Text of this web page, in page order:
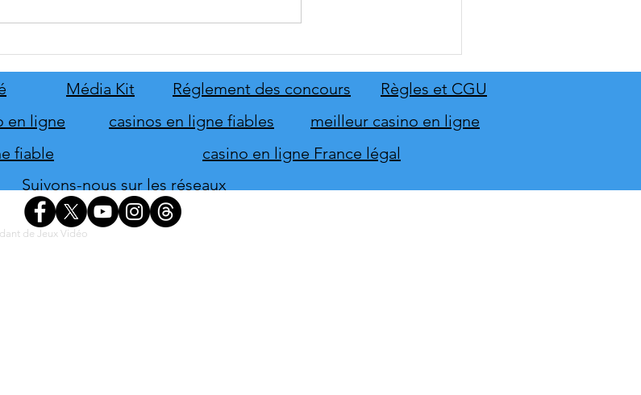
novembre
Média Kit Règles et CGU
Réglement des concours
meilleur casino en ligne
en ligne
casinos en ligne fiables
fiable
casino en ligne France légal
Suivons-nous sur les réseaux
de Jeux Vidéo